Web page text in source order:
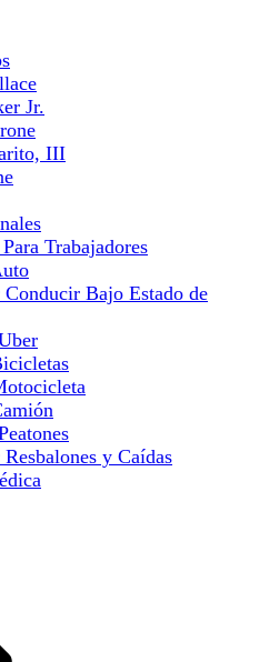
Jr.
III
Trabajadores
Bajo Estado de
y Caídas